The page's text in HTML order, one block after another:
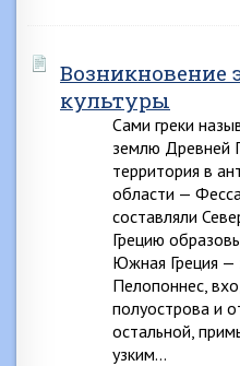
Возникновение
культуры
Сами греки
землю Древней
территория в
области —
составляли
Грецию
Южная Греция —
Пелопоннес,
полуострова и
остальной,
узким…